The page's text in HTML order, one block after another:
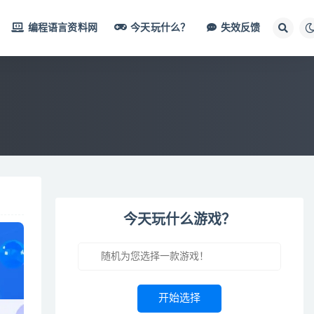
编程语言资料网 今天玩什么？ 失效反馈
今天玩什么游戏？
开始选择